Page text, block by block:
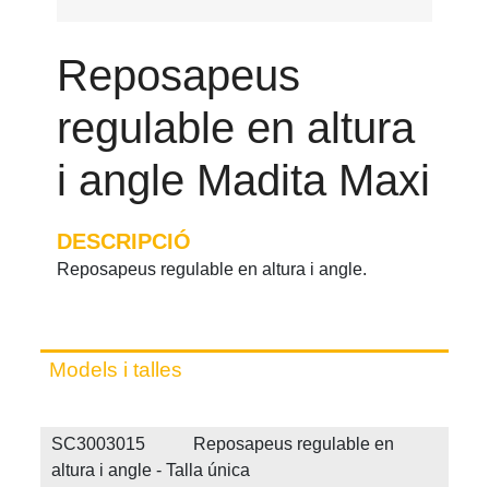
Reposapeus
regulable en altura
i angle Madita Maxi
DESCRIPCIÓ
Reposapeus regulable en altura i angle.
Models i talles
SC3003015 Reposapeus regulable en
altura i angle - Talla única